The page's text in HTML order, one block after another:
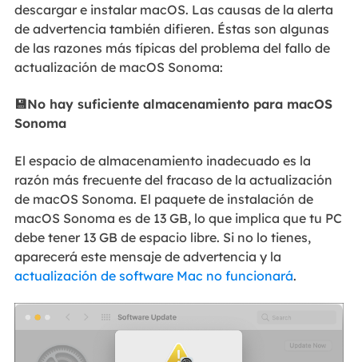
descargar e instalar macOS. Las causas de la alerta
de advertencia también difieren. Éstas son algunas
de las razones más típicas del problema del fallo de
actualización de macOS Sonoma:
💾No hay suficiente almacenamiento para macOS
Sonoma
El espacio de almacenamiento inadecuado es la
razón más frecuente del fracaso de la actualización
de macOS Sonoma. El paquete de instalación de
macOS Sonoma es de 13 GB, lo que implica que tu PC
debe tener 13 GB de espacio libre. Si no lo tienes,
aparecerá este mensaje de advertencia y la
actualización de software Mac no funcionará.